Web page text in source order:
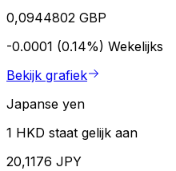
0,0944802 GBP
-0.0001 (0.14%) Wekelijks
Bekijk grafiek
Japanse yen
1 HKD staat gelijk aan
20,1176 JPY